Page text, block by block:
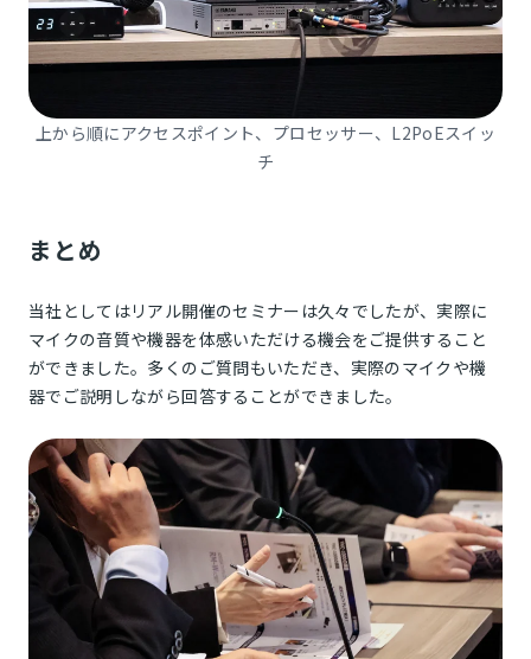
上から順にアクセスポイント、プロセッサー、L2PoEスイッ
チ
まとめ
当社としてはリアル開催のセミナーは久々でしたが、実際に
マイクの音質や機器を体感いただける機会をご提供すること
ができました。多くのご質問もいただき、実際のマイクや機
器でご説明しながら回答することができました。